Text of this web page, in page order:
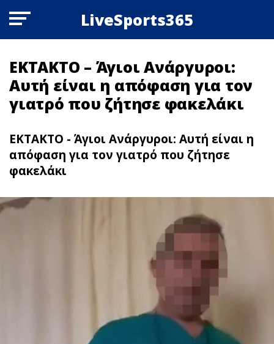
LiveSports365
ΕΚΤΑΚΤΟ – Άγιοι Ανάργυροι:
Αυτή είναι η απόφαση για τον
γιατρό που ζήτησε φακελάκι
ΕΚΤΑΚΤΟ - Άγιοι Ανάργυροι: Αυτή είναι η
απόφαση για τον γιατρό που ζήτησε
φακελάκι